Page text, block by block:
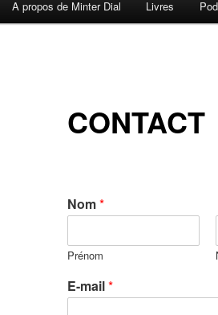
A propos de Minter Dial Livres
CONTACT
Nom*
Prénom
E-mail*